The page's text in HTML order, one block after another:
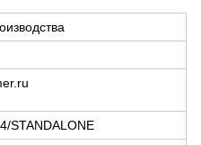
STANDALONE